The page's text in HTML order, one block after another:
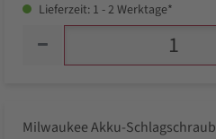
Lieferzeit: 1 - 2 Werktage*
Milwaukee Akku-